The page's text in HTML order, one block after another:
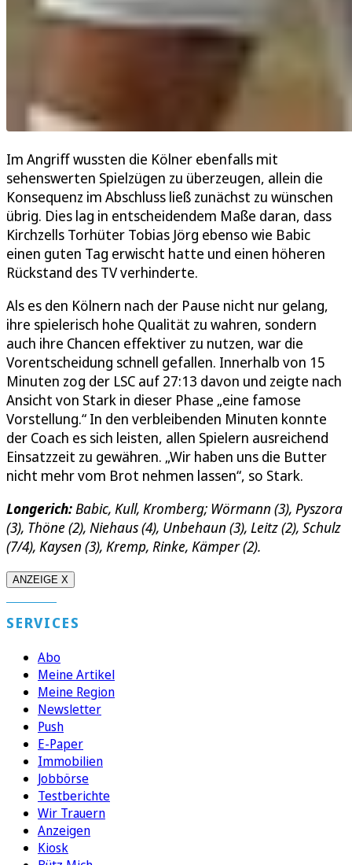
Im Angriff wussten die Kölner ebenfalls mit
sehenswerten Spielzügen zu überzeugen, allein die
Konsequenz im Abschluss ließ zunächst zu wünschen
übrig. Dies lag in entscheidendem Maße daran, dass
Kirchzells Torhüter Tobias Jörg ebenso wie Babic
einen guten Tag erwischt hatte und einen höheren
Rückstand des TV verhinderte.
Als es den Kölnern nach der Pause nicht nur gelang,
ihre spielerisch hohe Qualität zu wahren, sondern
auch ihre Chancen effektiver zu nutzen, war die
Vorentscheidung schnell gefallen. Innerhalb von 15
Minuten zog der LSC auf 27:13 davon und zeigte nach
Ansicht von Stark in dieser Phase „eine famose
Vorstellung.“ In den verbleibenden Minuten konnte
der Coach es sich leisten, allen Spielern ausreichend
Einsatzzeit zu gewähren. „Wir haben uns die Butter
nicht mehr vom Brot nehmen lassen“, so Stark.
Longerich:Babic, Kull, Kromberg; Wörmann (3), Pyszora
(3), Thöne (2), Niehaus (4), Unbehaun (3), Leitz (2), Schulz
(7/4), Kaysen (3), Kremp, Rinke, Kämper (2).
ANZEIGE X
SERVICES
Abo
Meine Artikel
Meine Region
Newsletter
Push
E-Paper
Immobilien
Jobbörse
Testberichte
Wir Trauern
Anzeigen
Kiosk